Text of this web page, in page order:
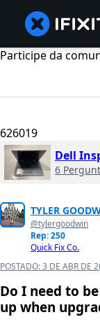
Participe da
626019
Dell
6
TYLER
@tylergoodwin
Rep: 250
Quick Fix Co.
POSTADO:3 DE ABR DE
Do I need to
up when